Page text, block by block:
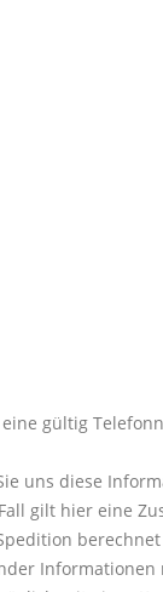
gültig
uns diese
gilt hier eine